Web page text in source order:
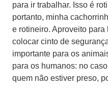
para ir trabalhar. Isso é
portanto, minha
e rotineiro. Aproveito
colocar cinto de
importante para os
para os humanos: no
quem não estiver preso,